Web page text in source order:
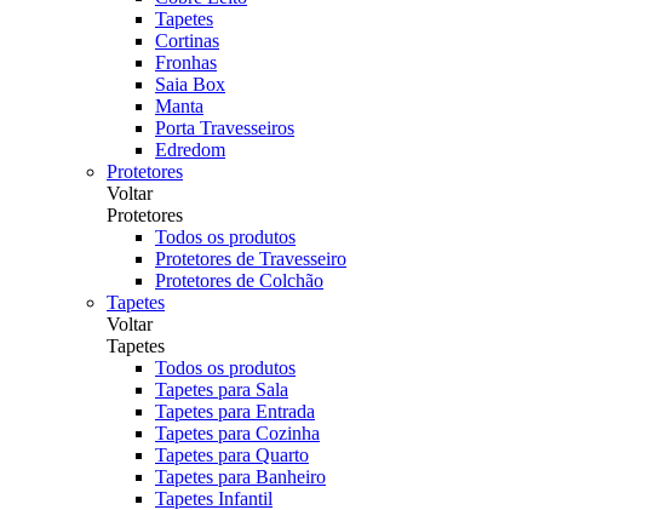
Tapetes
Cortinas
Fronhas
Saia Box
Manta
Porta Travesseiros
Edredom
Protetores
Voltar
Protetores
Todos os produtos
Protetores de Travesseiro
Protetores de Colchão
Tapetes
Voltar
Tapetes
Todos os produtos
Tapetes para Sala
Tapetes para Entrada
Tapetes para Cozinha
Tapetes para Quarto
Tapetes para Banheiro
Tapetes Infantil